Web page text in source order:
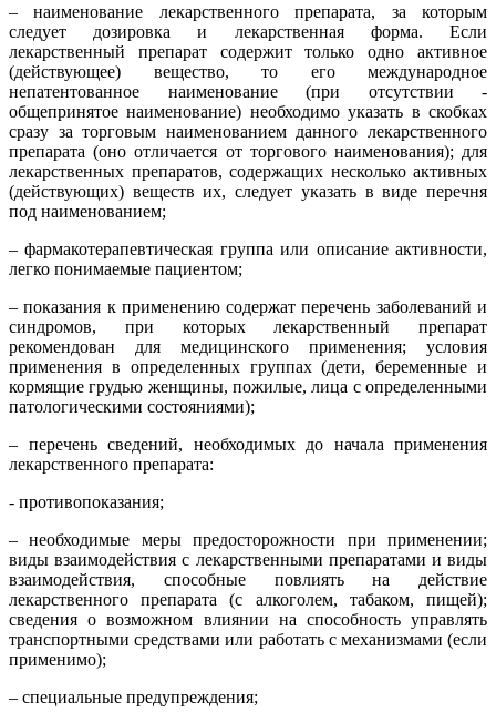
– наименование лекарственного препарата, за которым
следует дозировка и лекарственная форма. Если
лекарственный препарат содержит только одно активное
(действующее) вещество, то его международное
непатентованное наименование (при отсутствии -
общепринятое наименование) необходимо указать в скобках
сразу за торговым наименованием данного лекарственного
препарата (оно отличается от торгового наименования); для
лекарственных препаратов, содержащих несколько активных
(действующих) веществ их, следует указать в виде перечня
под наименованием;
– фармакотерапевтическая группа или описание активности,
легко понимаемые пациентом;
– показания к применению содержат перечень заболеваний и
синдромов, при которых лекарственный препарат
рекомендован для медицинского применения; условия
применения в определенных группах (дети, беременные и
кормящие грудью женщины, пожилые, лица с определенными
патологическими состояниями);
– перечень сведений, необходимых до начала применения
лекарственного препарата:
- противопоказания;
– необходимые меры предосторожности при применении;
виды взаимодействия с лекарственными препаратами и виды
взаимодействия, способные повлиять на действие
лекарственного препарата (с алкоголем, табаком, пищей);
сведения о возможном влиянии на способность управлять
транспортными средствами или работать с механизмами (если
применимо);
– специальные предупреждения;